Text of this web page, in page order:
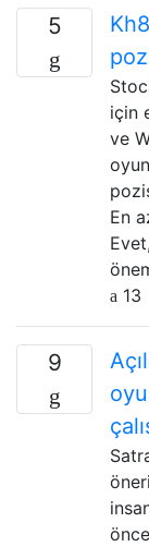
5
için
ve
En
13
9